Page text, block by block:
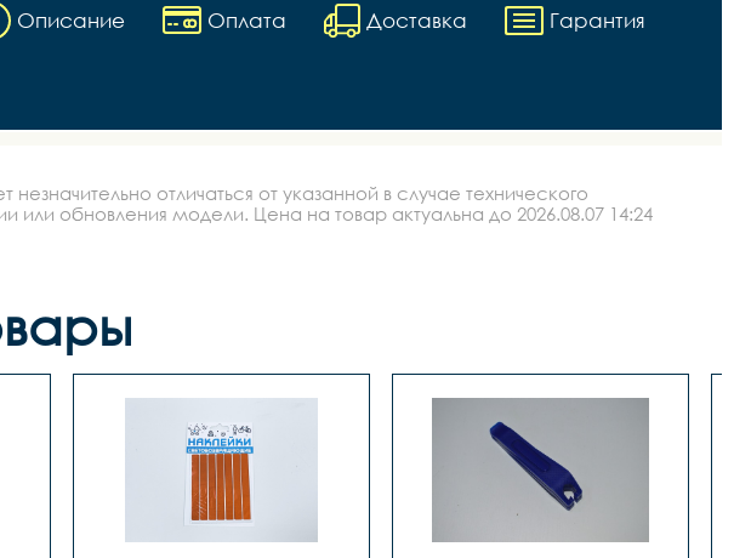
Описание Оплата Доставка Гарантия
отличаться от указанной в случае технического
или обновления модели. Цена на товар актуальна до 2026.08.07 14:24